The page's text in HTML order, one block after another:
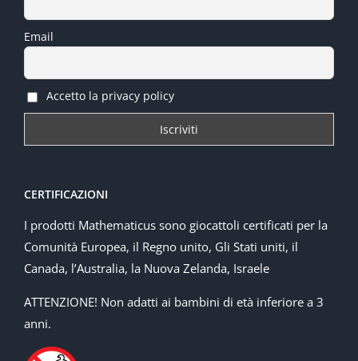
Email
Accetto la privacy policy
CERTIFICAZIONI
I prodotti Mathematicus sono giocattoli certificati per la
Comunità Europea, il Regno unito, Gli Stati uniti, il
Canada, l’Australia, la Nuova Zelanda, Israele
ATTENZIONE! Non adatti ai bambini di età inferiore a 3
anni.